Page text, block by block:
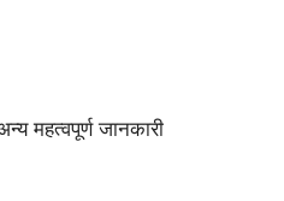
जानकारी